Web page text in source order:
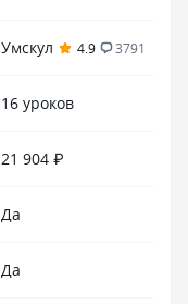
Умскул 4.9 3791
16 уроков
21 904 ₽
Да
Да